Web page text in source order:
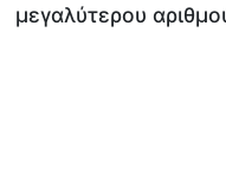
μεγαλύτερου